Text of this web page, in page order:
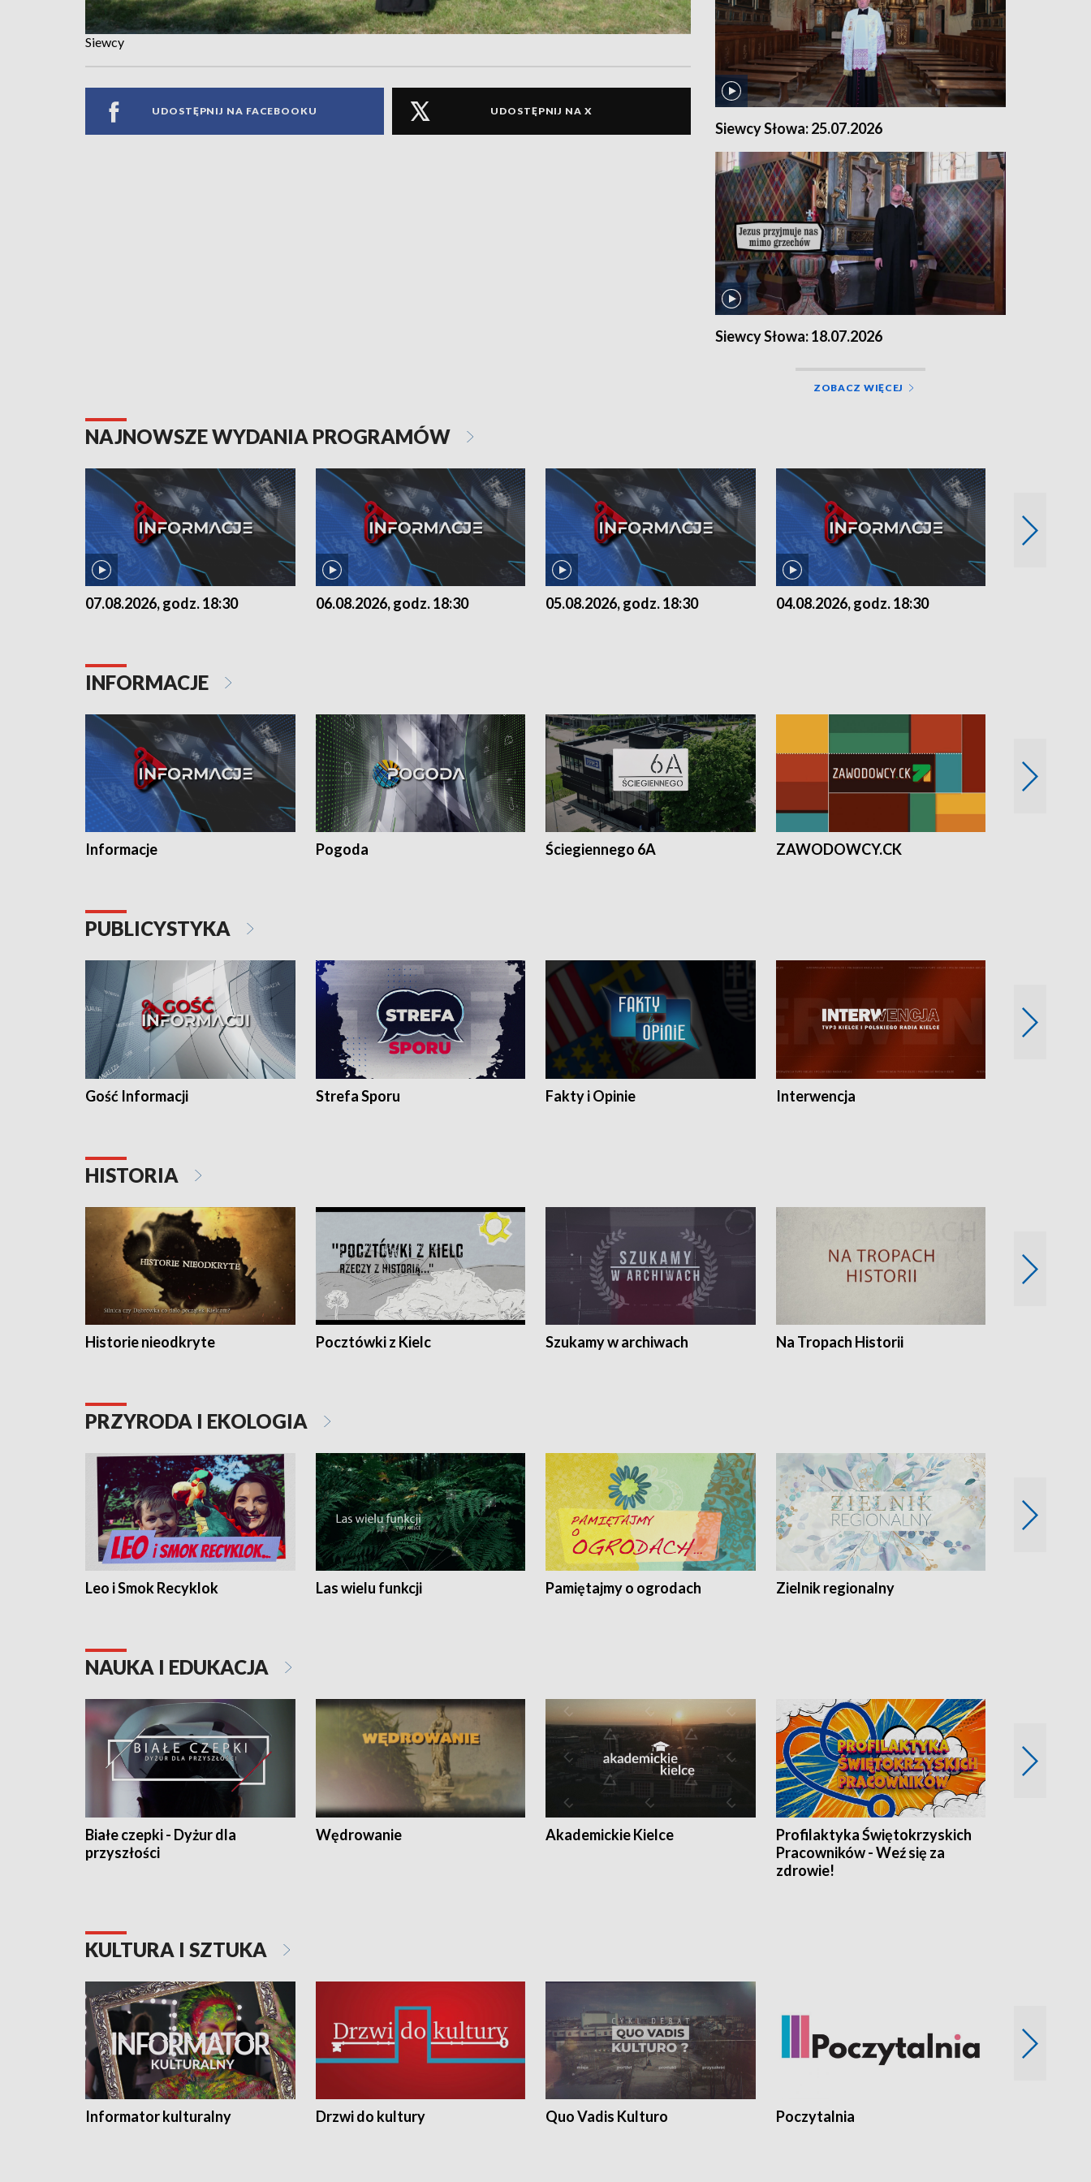
Siewcy
UDOSTĘPNIJ NA FACEBOOKU UDOSTĘPNIJ NA X
Siewcy Słowa: 25.07.2026
Siewcy Słowa: 18.07.2026
ZOBACZ WIĘCEJ
NAJNOWSZE WYDANIA PROGRAMÓW
07.08.2026, godz. 18:30 06.08.2026, godz. 18:30 05.08.2026, godz. 18:30 04.08.2026, godz. 18:30
INFORMACJE
Informacje Pogoda Ściegiennego 6A ZAWODOWCY.CK
PUBLICYSTYKA
Gość Informacji Strefa Sporu Fakty i Opinie Interwencja
HISTORIA
Historie nieodkryte Pocztówki z Kielc Szukamy w archiwach Na Tropach Historii
PRZYRODA I EKOLOGIA
Leo i Smok Recyklok Las wielu funkcji Pamiętajmy o ogrodach Zielnik regionalny
NAUKA I EDUKACJA
Białe czepki - Dyżur dla
przyszłości
Wędrowanie Akademickie Kielce
Profilaktyka Świętokrzyskich
Pracowników - Weź się za
zdrowie!
KULTURA I SZTUKA
Informator kulturalny Drzwi do kultury Quo Vadis Kulturo Poczytalnia